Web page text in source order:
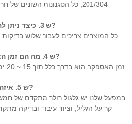
201/304, כל הסגנונות השונים
ש 3. כיצד ניתן להבטיח את איכות המוצר שלך?
ש 4. מה הם זמן האספקה ​​ויכולת האספקה ​​שלך?
ש 5. איזה סוג של ציוד יש במפעל שלך?
קר על הגליל, וציוד עיבוד ובדיקה